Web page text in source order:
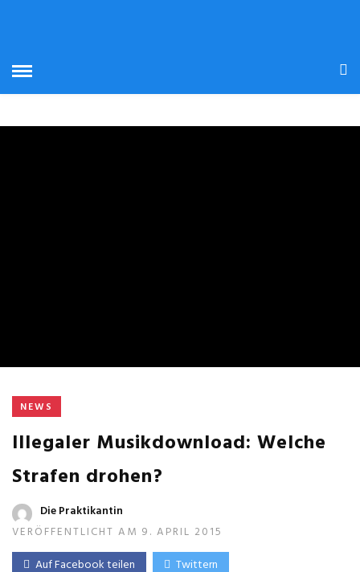
NEWS
Illegaler Musikdownload: Welche
Strafen drohen?
Die Praktikantin
VERÖFFENTLICHT AM 9. APRIL 2015
Auf Facebook teilen
Twittern